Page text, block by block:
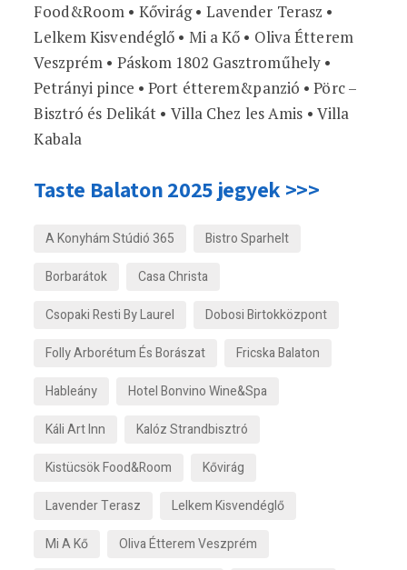
Food&Room • Kővirág • Lavender Terasz •
Lelkem Kisvendéglő • Mi a Kő • Oliva Étterem
Veszprém • Páskom 1802 Gasztroműhely •
Petrányi pince • Port étterem&panzió • Pörc –
Bisztró és Delikát • Villa Chez les Amis • Villa
Kabala
Taste Balaton 2025 jegyek >>>
A Konyhám Stúdió 365
Bistro Sparhelt
Borbarátok
Casa Christa
Csopaki Resti By Laurel
Dobosi Birtokközpont
Folly Arborétum És Borászat
Fricska Balaton
Hableány
Hotel Bonvino Wine&Spa
Káli Art Inn
Kalóz Strandbisztró
Kistücsök Food&Room
Kővirág
Lavender Terasz
Lelkem Kisvendéglő
Mi A Kő
Oliva Étterem Veszprém